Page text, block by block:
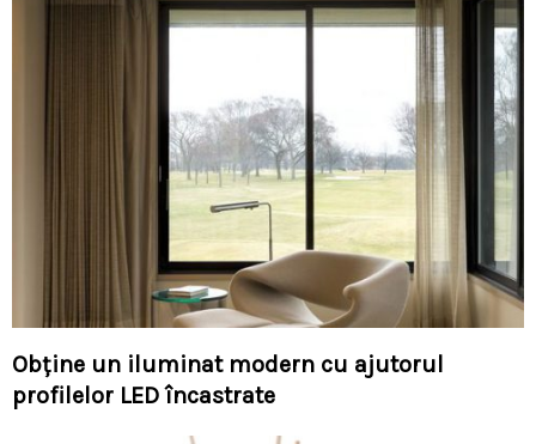
Obține un iluminat modern cu ajutorul
profilelor LED încastrate